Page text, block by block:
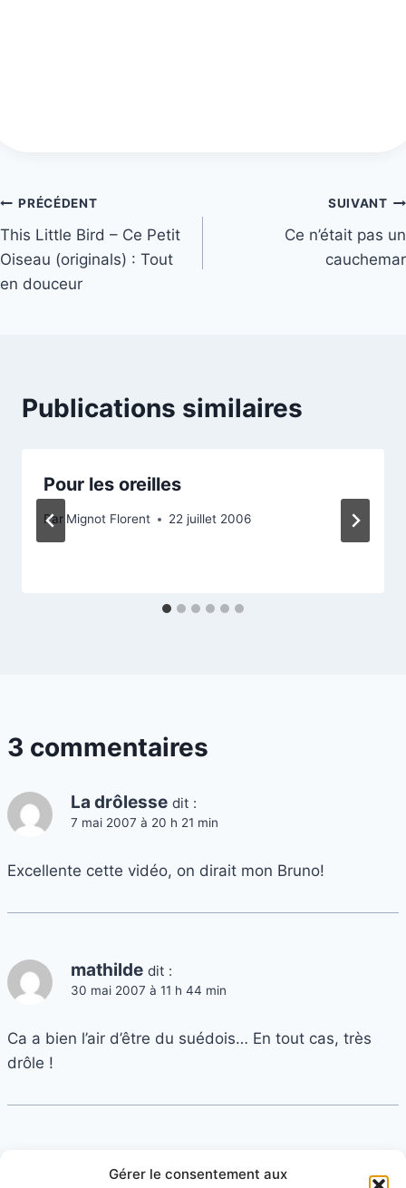
Gérer le consentement aux
Navigation
de
l’article
PRÉCÉDENT
This Little Bird – Ce Petit
Oiseau (originals) : Tout
en douceur
SUIVANT
Ce n’était pas un
cauchemar
Publications similaires
Pour les oreilles
Par Mignot Florent 22 juillet 2006
3 commentaires
La drôlesse dit :
7 mai 2007 à 20 h 21 min
Excellente cette vidéo, on dirait mon Bruno!
mathilde dit :
30 mai 2007 à 11 h 44 min
Ca a bien l’air d’être du suédois… En tout cas, très
drôle !
31 mai 2007 à 0 h 43 min